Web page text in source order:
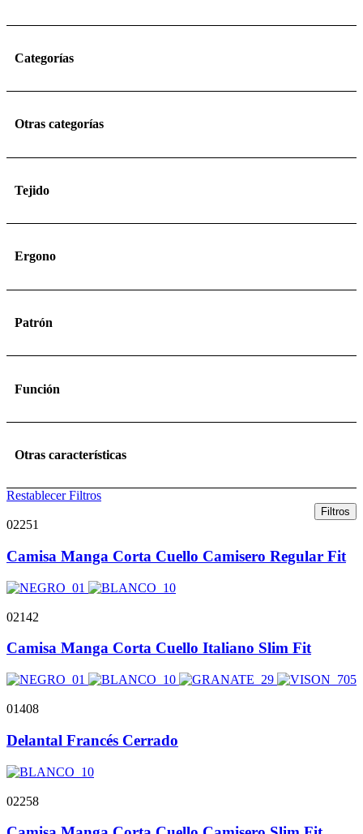
Categorías
Otras categorías
Tejido
Ergono
Patrón
Función
Otras características
Restablecer Filtros
Filtros
02251
Camisa Manga Corta Cuello Camisero Regular Fit
02142
Camisa Manga Corta Cuello Italiano Slim Fit
01408
Delantal Francés Cerrado
02258